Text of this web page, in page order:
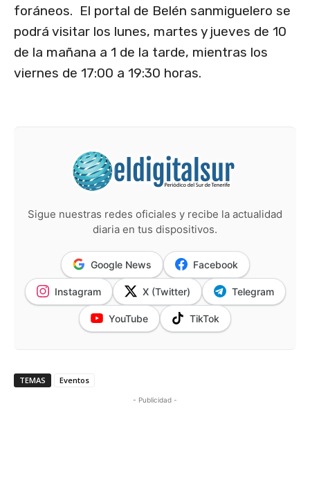
foráneos. El portal de Belén sanmiguelero se
podrá visitar los lunes, martes y jueves de 10
de la mañana a 1 de la tarde, mientras los
viernes de 17:00 a 19:30 horas.
Sigue nuestras redes oficiales y recibe la actualidad
diaria en tus dispositivos.
Google News Facebook
Instagram X (Twitter) Telegram
YouTube TikTok
TEMAS Eventos
- Publicidad -